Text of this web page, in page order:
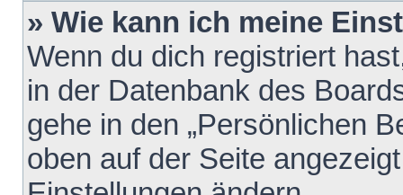
» Wie kann ich meine
Wenn du dich registriert
in der Datenbank des
gehe in den „Persönlichen
oben auf der Seite